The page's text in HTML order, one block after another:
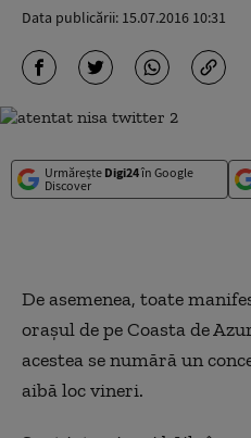
Data publicării: 15.07.2016 10:31
Urmărește Digi24în Google
Discover
De asemenea, toate
oraşul de pe Coasta de
acestea se numără un
aibă loc vineri.